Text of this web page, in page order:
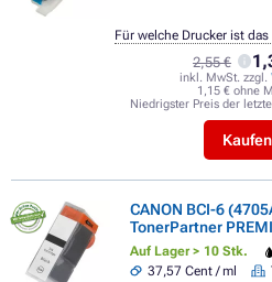
2,55 €
inkl. MwSt. zzgl.
1,15 € ohne
Niedrigster Preis der
Kaufen
Für welche Drucker ist
CANON BCI-6
TonerPartner
Auf Lager > 10 Stk.
37,57 Cent / ml